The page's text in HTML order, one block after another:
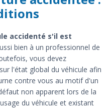
accidenté s'il est
bien à un professionnel de
vous devez
l'état global du véhicule afin
contre vous au motif d'un
non apparent lors de la
du véhicule et existant